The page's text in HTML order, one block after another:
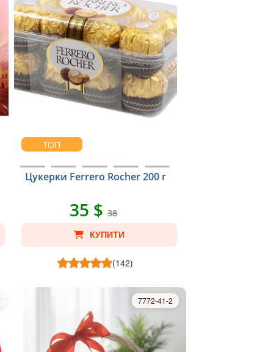
ТОП
Цукерки Ferrero Rocher 200 г
35 $38
КУПИТИ
(142)
7772-41-2